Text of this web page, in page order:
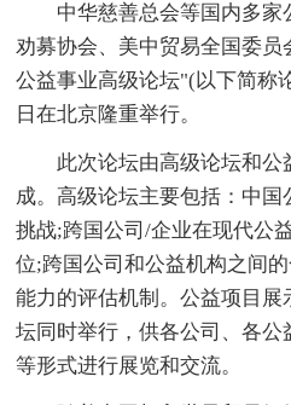
中华慈善总会等国内多
劝募协会、美中贸易全国委
公益事业高级论坛"(以下简称
日在北京隆重举行。
此次论坛由高级论坛和公
成。高级论坛主要包括：中国
挑战;跨国公司/企业在现代公
位;跨国公司和公益机构之间
能力的评估机制。公益项目
坛同时举行，供各公司、各
等形式进行展览和交流。